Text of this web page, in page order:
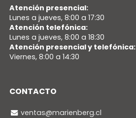
Atención presencial:
Lunes a jueves, 8:00 a 17:30
Atención telefónica:
Lunes a jueves, 8:00 a 18:30
Atención presencial y telefónica:
Viernes, 8:00 a 14:30
CONTACTO
ventas@marienberg.cl